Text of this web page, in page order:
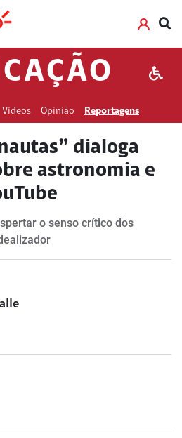
Vídeos Opinião Reportagens
dialoga
astronomia e
o senso crítico dos